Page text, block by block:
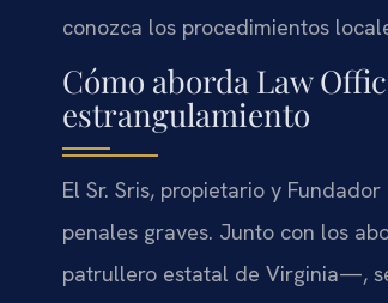
conozca los procedimientos
Cómo aborda Law
estrangulamiento
El Sr. Sris, propietario y
penales graves. Junto con los
patrullero estatal de Virginia—,